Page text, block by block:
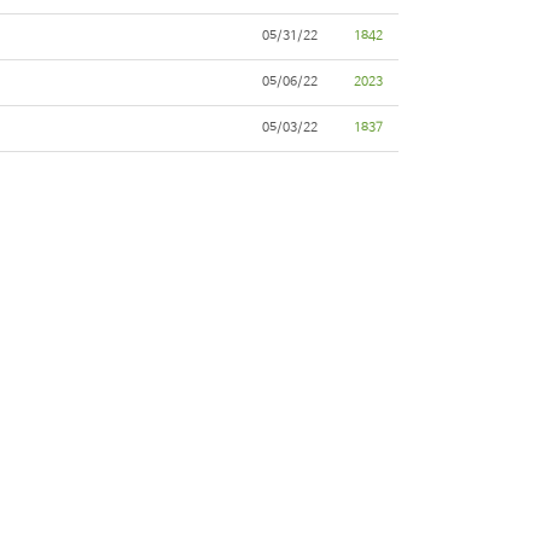
05/31/22 1842
05/06/22 2023
05/03/22 1837